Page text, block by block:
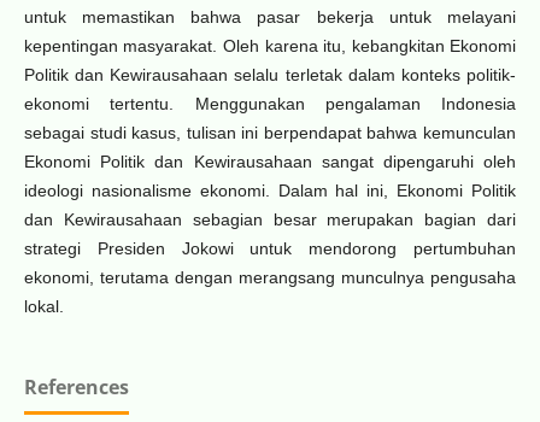
untuk memastikan bahwa pasar bekerja untuk melayani
kepentingan masyarakat. Oleh karena itu, kebangkitan Ekonomi
Politik dan Kewirausahaan selalu terletak dalam konteks politik-
ekonomi tertentu. Menggunakan pengalaman Indonesia
sebagai studi kasus, tulisan ini berpendapat bahwa kemunculan
Ekonomi Politik dan Kewirausahaan sangat dipengaruhi oleh
ideologi nasionalisme ekonomi. Dalam hal ini, Ekonomi Politik
dan Kewirausahaan sebagian besar merupakan bagian dari
strategi Presiden Jokowi untuk mendorong pertumbuhan
ekonomi, terutama dengan merangsang munculnya pengusaha
lokal.
References